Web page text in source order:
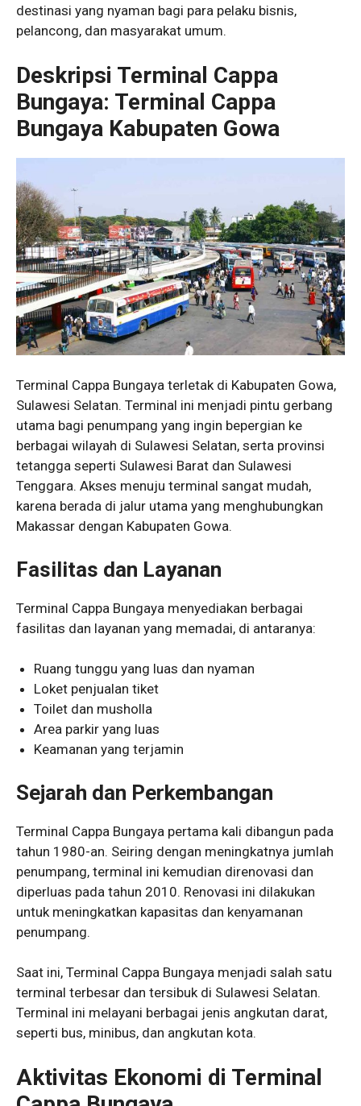
destinasi yang nyaman bagi para pelaku bisnis,
pelancong, dan masyarakat umum.
Deskripsi Terminal Cappa
Bungaya: Terminal Cappa
Bungaya Kabupaten Gowa
Terminal Cappa Bungaya terletak di Kabupaten Gowa,
Sulawesi Selatan. Terminal ini menjadi pintu gerbang
utama bagi penumpang yang ingin bepergian ke
berbagai wilayah di Sulawesi Selatan, serta provinsi
tetangga seperti Sulawesi Barat dan Sulawesi
Tenggara. Akses menuju terminal sangat mudah,
karena berada di jalur utama yang menghubungkan
Makassar dengan Kabupaten Gowa.
Fasilitas dan Layanan
Terminal Cappa Bungaya menyediakan berbagai
fasilitas dan layanan yang memadai, di antaranya:
Ruang tunggu yang luas dan nyaman
Loket penjualan tiket
Toilet dan musholla
Area parkir yang luas
Keamanan yang terjamin
Sejarah dan Perkembangan
Terminal Cappa Bungaya pertama kali dibangun pada
tahun 1980-an. Seiring dengan meningkatnya jumlah
penumpang, terminal ini kemudian direnovasi dan
diperluas pada tahun 2010. Renovasi ini dilakukan
untuk meningkatkan kapasitas dan kenyamanan
penumpang.
Saat ini, Terminal Cappa Bungaya menjadi salah satu
terminal terbesar dan tersibuk di Sulawesi Selatan.
Terminal ini melayani berbagai jenis angkutan darat,
seperti bus, minibus, dan angkutan kota.
Aktivitas Ekonomi di Terminal